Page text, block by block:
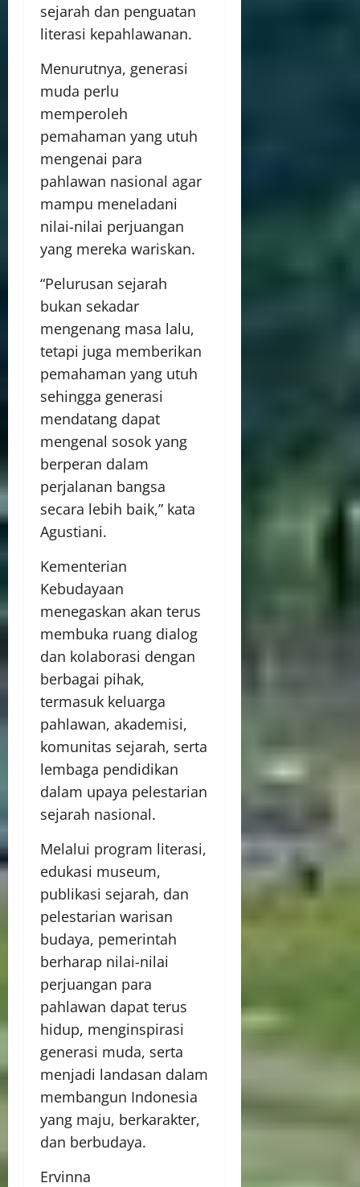
sejarah dan penguatan
literasi kepahlawanan.
Menurutnya, generasi
muda perlu
memperoleh
pemahaman yang utuh
mengenai para
pahlawan nasional agar
mampu meneladani
nilai-nilai perjuangan
yang mereka wariskan.
“Pelurusan sejarah
bukan sekadar
mengenang masa lalu,
tetapi juga memberikan
pemahaman yang utuh
sehingga generasi
mendatang dapat
mengenal sosok yang
berperan dalam
perjalanan bangsa
secara lebih baik,” kata
Agustiani.
Kementerian
Kebudayaan
menegaskan akan terus
membuka ruang dialog
dan kolaborasi dengan
berbagai pihak,
termasuk keluarga
pahlawan, akademisi,
komunitas sejarah, serta
lembaga pendidikan
dalam upaya pelestarian
sejarah nasional.
Melalui program literasi,
edukasi museum,
publikasi sejarah, dan
pelestarian warisan
budaya, pemerintah
berharap nilai-nilai
perjuangan para
pahlawan dapat terus
hidup, menginspirasi
generasi muda, serta
menjadi landasan dalam
membangun Indonesia
yang maju, berkarakter,
dan berbudaya.
Ervinna